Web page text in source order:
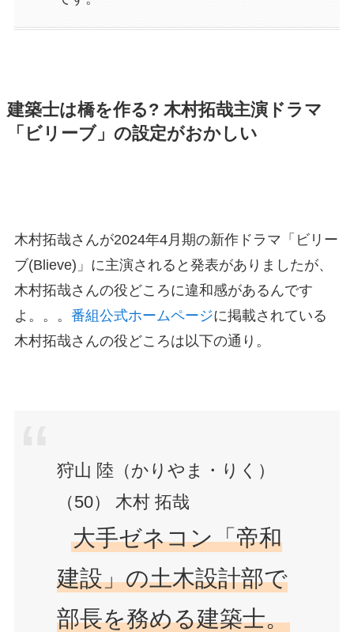
建築士は橋を作る? 木村拓哉主演ドラマ
「ビリーブ」の設定がおかしい
木村拓哉さんが2024年4月期の新作ドラマ「ビリー
ブ(Blieve)」に主演されると発表がありましたが、
木村拓哉さんの役どころに違和感があるんです
よ。。。 番組公式ホームページに掲載されている
木村拓哉さんの役どころは以下の通り。
狩山 陸（かりやま・りく）
（50） 木村 拓哉
大手ゼネコン「帝和
建設」の土木設計部で
部長を務める建築士。